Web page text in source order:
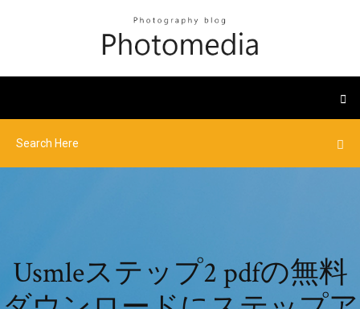
Usmleステップ2 pdfの無料